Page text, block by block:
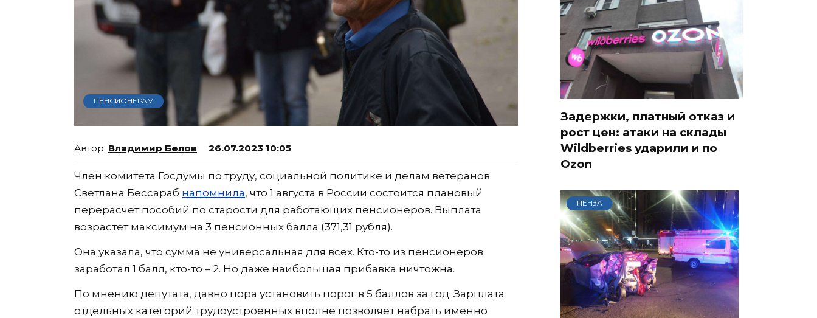
ПЕНСИОНЕРАМ
Владимир Белов 26.07.2023 10:05
Член комитета Госдумы по труду, социальной политике и делам ветеранов
Светлана Бессараб напомнила, что 1 августа в России состоится плановый
перерасчет пособий по старости для работающих пенсионеров. Выплата
возрастет максимум на 3 пенсионных балла (371,31 рубля).
Она указала, что сумма не универсальная для всех. Кто-то из пенсионеров
заработал 1 балл, кто-то – 2. Но даже наибольшая прибавка ничтожна.
По мнению депутата, давно пора установить порог в 5 баллов за год. Зарплата
отдельных категорий трудоустроенных вполне позволяет набрать именно
Задержки, платный отказ и
рост цен: атаки на склады
Wildberries ударили и по
Ozon
ПЕНЗА